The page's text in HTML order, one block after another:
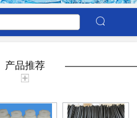
产品推荐